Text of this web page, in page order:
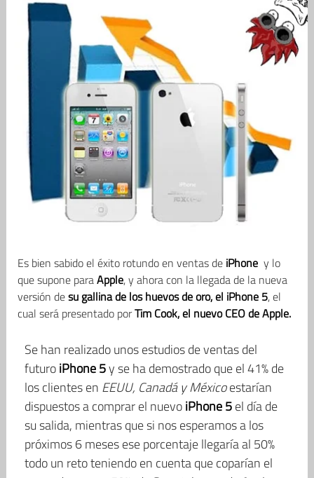
Es bien sabido el éxito rotundo en ventas de iPhoney lo
que supone paraApple, y ahora con la llegada de la nueva
versión desu gallina de los huevos de oro, el iPhone 5, el
cual será presentado porTim Cook, el nuevo CEO de Apple.
Se han realizado unos estudios de ventas del
futuroiPhone 5y se ha demostrado que el 41% de
los clientes en EEUU, Canadá y Méxicoestarían
dispuestos a comprar el nuevoiPhone 5el día de
su salida, mientras que si nos esperamos a los
próximos 6 meses ese porcentaje llegaría al 50%
todo un reto teniendo en cuenta que coparían el